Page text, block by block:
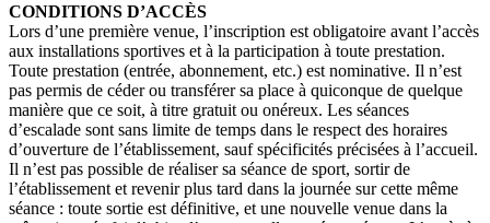
CONDITIONS D’ACCÈS
Lors d’une première venue, l’inscription est obligatoire avant l’accès
aux installations sportives et à la participation à toute prestation.
Toute prestation (entrée, abonnement, etc.) est nominative. Il n’est
pas permis de céder ou transférer sa place à quiconque de quelque
manière que ce soit, à titre gratuit ou onéreux. Les séances
d’escalade sont sans limite de temps dans le respect des horaires
d’ouverture de l’établissement, sauf spécificités précisées à l’accueil.
Il n’est pas possible de réaliser sa séance de sport, sortir de
l’établissement et revenir plus tard dans la journée sur cette même
séance : toute sortie est définitive, et une nouvelle venue dans la